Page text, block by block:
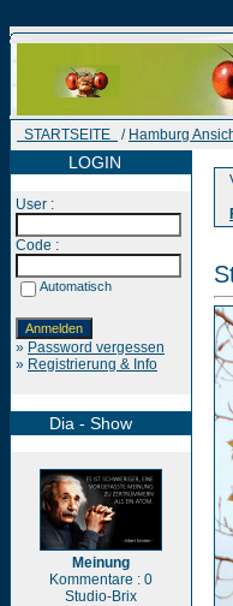
STARTSEITE / Hamburg
LOGIN
User :
Code :
Automatisch
» Password vergessen
» Registrierung & Info
Dia - Show
Meinung
Kommentare : 0
Studio-Brix